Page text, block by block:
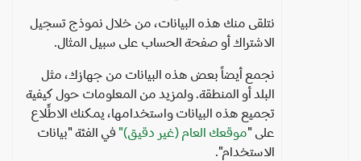
نتلقى منك هذه البيانات، من خلال نموذج تسجيل
الاشتراك أو صفحة الحساب على سبيل المثال.
نجمع أيضاً بعض هذه البيانات من جهازك، مثل
البلد أو المنطقة. ولمزيد من المعلومات حول كيفية
تجميع هذه البيانات واستخدامها، يمكنك الاطِّلاع
على "موقعك العام (غير دقيق)"في الفئة "بيانات
الاستخدام".